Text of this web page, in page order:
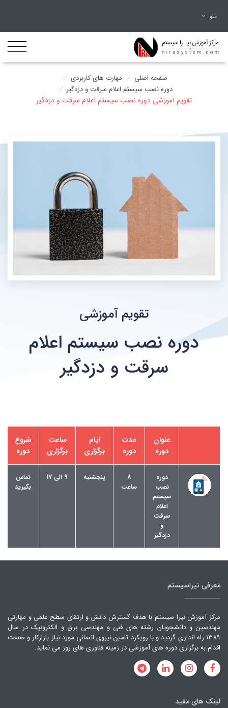
منو
صفحه اصلی / مهارت های کاربردی /
دوره نصب سیستم اعلام سرقت و دزدگیر /
تقویم آموزشی دوره نصب سیستم اعلام سرقت و دزدگیر
تقویم آموزشی
دوره نصب سیستم اعلام
سرقت و دزدگیر
عنوان
دوره
مدت
دوره
ایام
برگزاری
ساعت
برگزاری
شروع
دوره
دوره
نصب
سیستم
اعلام
سرقت
و
دزدگیر
8
ساعت
پنجشنبه 9 الی 17
تماس
بگیرید
معرفی نیراسیستم
مرکز آموزش نیرا سیستم با هدف گسترش دانش و ارتقای سطح علمی و مهارتی
مهندسین و دانشجویان رشته های فنی و مهندسی برق و الکترونیک در سال
1389 راه اندازي گرديد و با رویکرد تامین نیروی انسانی مورد نیاز بازارکار و صنعت
اقدام به برگزاری دوره های آموزشی در زمینه فناوری های روز می نماید.
لینک های مفید